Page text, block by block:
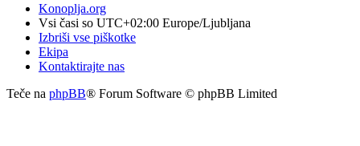
Konoplja.org
Vsi časi so UTC+02:00 Europe/Ljubljana
Izbriši vse piškotke
Ekipa
Kontaktirajte nas
Teče na phpBB® Forum Software © phpBB Limited